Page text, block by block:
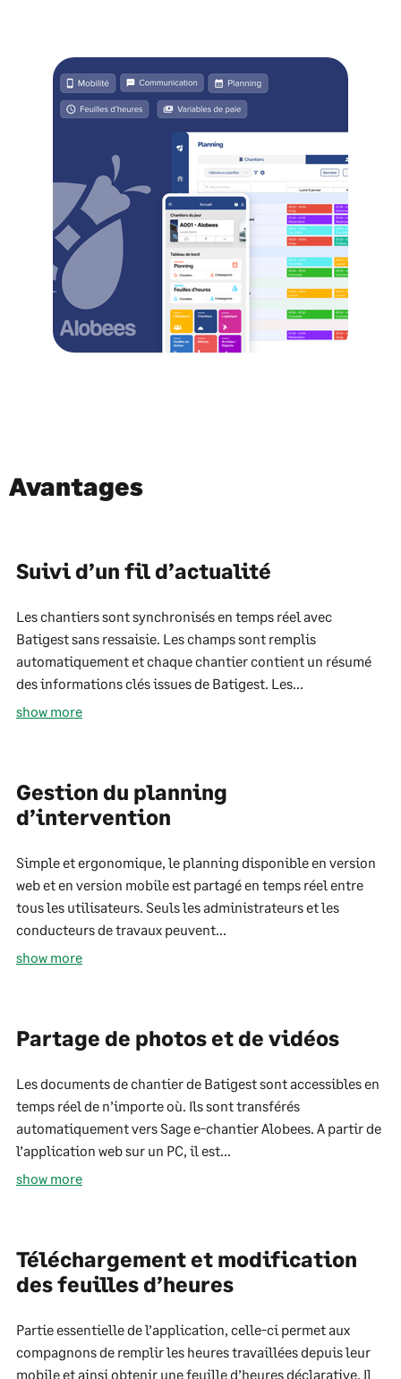
Avantages
Suivi d’un fil d’actualité
Les chantiers sont synchronisés en temps réel avec
Batigest sans ressaisie. Les champs sont remplis
automatiquement et chaque chantier contient un résumé
des informations clés issues de Batigest. Les...
show more
Gestion du planning
d’intervention
Simple et ergonomique, le planning disponible en version
web et en version mobile est partagé en temps réel entre
tous les utilisateurs. Seuls les administrateurs et les
conducteurs de travaux peuvent...
show more
Partage de photos et de vidéos
Les documents de chantier de Batigest sont accessibles en
temps réel de n’importe où. Ils sont transférés
automatiquement vers Sage e-chantier Alobees. A partir de
l’application web sur un PC, il est...
show more
Téléchargement et modification
des feuilles d’heures
Partie essentielle de l’application, celle-ci permet aux
compagnons de remplir les heures travaillées depuis leur
mobile et ainsi obtenir une feuille d’heures déclarative. Il